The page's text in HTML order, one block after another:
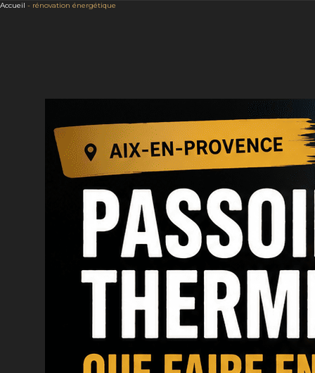
Accueil - rénovation énergétique